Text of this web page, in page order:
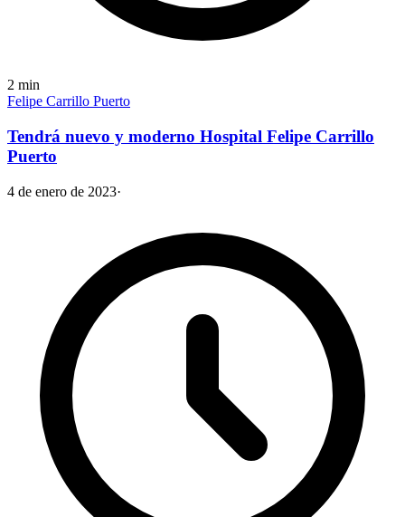
2 min
Felipe Carrillo Puerto
Tendrá nuevo y moderno Hospital Felipe Carrillo
Puerto
4 de enero de 2023·